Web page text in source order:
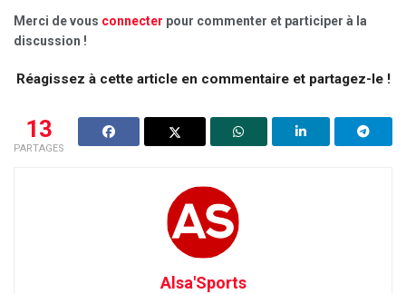
Merci de vous connecter pour commenter et participer à la
discussion !
Réagissez à cette article en commentaire et partagez-le !
13
PARTAGES
Alsa'Sports